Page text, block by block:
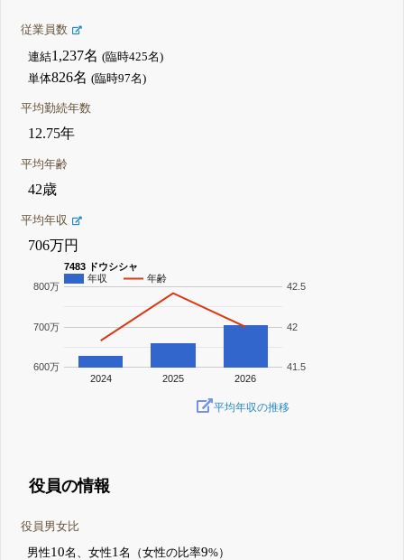
従業員数
連結1,237名(臨時425名)
単体826名(臨時97名)
平均勤続年数
12.75年
平均年齢
42歳
平均年収
706万円
7483 ドウシシャ
年収
年齢
2024 2025 2026
600万
700万
800万
41.5
42
42.5
平均年収の推移
役員の情報
役員男女比
男性10名、女性1 名（女性の比率9%）